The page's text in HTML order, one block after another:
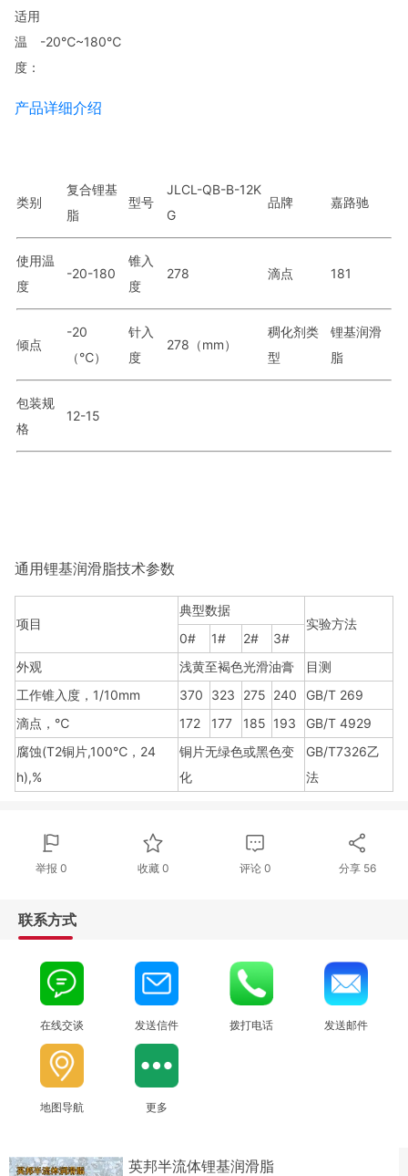
适用
温
度：
-20℃~180℃
产品详细介绍
类别
复合锂基
脂
型号
JLCL-QB-B-12K
G
品牌 嘉路驰
使用温
度
-20-180
锥入
度
278 滴点 181
倾点
-20
（℃）
针入
度
278（mm）
稠化剂类
型
锂基润滑
脂
包装规
格
12-15
通用锂基润滑脂技术参数
项目
典型数据
实验方法
0#
1# 2#
3#
外观
浅黄至褐色光滑油膏
目测
工作锥入度，1/10mm
370 323 275 240
GB/T 269
滴点，℃
172 177 185 193
GB/T 4929
腐蚀(T2铜片,100℃，24
h),%
铜片无绿色或黑色变
化
GB/T7326乙
法
举报 0 收藏 0 评论 0 分享 56
联系方式
在线交谈 发送信件 拨打电话 发送邮件
地图导航 更多
英邦半流体锂基润滑脂